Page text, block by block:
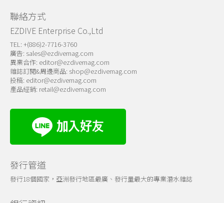
聯絡方式
EZDIVE Enterprise Co.,Ltd
TEL: +(886)2-7716-3760
廣告: sales@ezdivemag.com
異業合作: editor@ezdivemag.com
雜誌訂閱&周邊商品: shop@ezdivemag.com
投稿: editor@ezdivemag.com
產品經銷: retail@ezdivemag.com
發行管道
發行18個國家，亞洲發行地區最廣、發行量最大的專業潛水雜誌